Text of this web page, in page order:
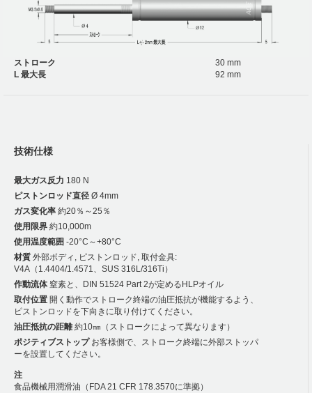
ストローク
30 mm
L 最大長
92 mm
技術仕様
最大ガス反力 180 N
ピストンロッド直径 Ø 4mm
ガス変化率 約20％～25％
使用限界 約10,000m
使用温度範囲 -20°C～+80°C
材質 外部ボディ, ピストンロッド, 取付金具:
V4A（1.4404/1.4571、SUS 316L/316Ti）
作動流体窒素と、DIN 51524 Part 2が定めるHLPオイル
取付位置 開く動作でストローク終端の油圧抵抗が機能するよう、
ピストンロッドを下向きに取り付けてください。
油圧抵抗の距離約10㎜（ストロークによって異なります）
ポジティブストップお客様側で、ストローク終端に外部ストッパ
ーを設置してください。
注
食品機械用潤滑油（FDA 21 CFR 178.3570に準拠）